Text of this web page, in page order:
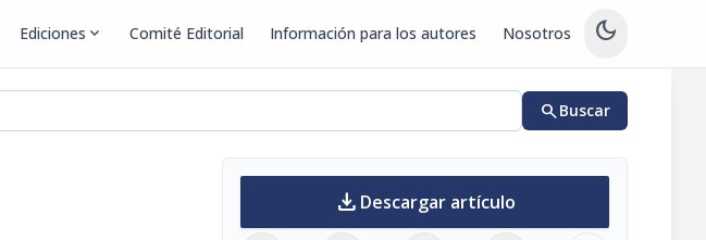
Ediciones expand_more Comité Editorial Información para los autores Nosotros dark_mode
searchBuscar
download Descargar artículo